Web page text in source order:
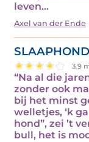
leven…
Axel van der Ende
SLAAPHOND
3.9
“Na al die
zonder ook
bij het minst
welletjes, ‘k
hond”, zei ’t
bull, het is